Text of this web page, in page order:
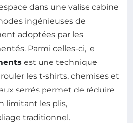
dans une valise cabine
ingénieuses de
adoptées par les
Parmi celles-ci, le
est une technique
les t-shirts, chemises et
serrés permet de réduire
limitant les plis,
traditionnel.